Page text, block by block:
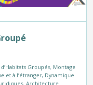
Groupés, Montage
et à l’étranger, Dynamique
,Architecture